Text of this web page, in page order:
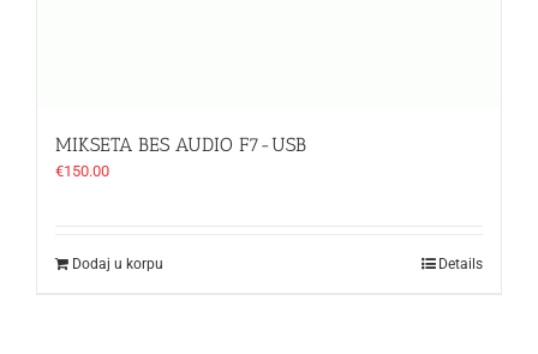
MIKSETA BES AUDIO F7-USB
€150.00
Dodaj u korpu Details